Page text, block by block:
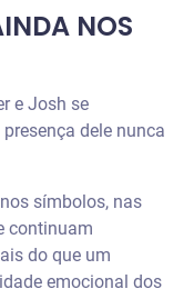
NOS
e Josh se
dele nunca
símbolos, nas
continuam
do que um
emocional dos